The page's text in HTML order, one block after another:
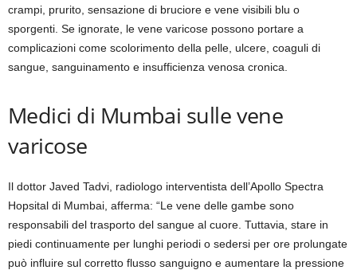
crampi, prurito, sensazione di bruciore e vene visibili blu o
sporgenti. Se ignorate, le vene varicose possono portare a
complicazioni come scolorimento della pelle, ulcere, coaguli di
sangue, sanguinamento e insufficienza venosa cronica.
Medici di Mumbai sulle vene
varicose
Il dottor Javed Tadvi, radiologo interventista dell’Apollo Spectra
Hopsital di Mumbai, afferma: “Le vene delle gambe sono
responsabili del trasporto del sangue al cuore. Tuttavia, stare in
piedi continuamente per lunghi periodi o sedersi per ore prolungate
può influire sul corretto flusso sanguigno e aumentare la pressione